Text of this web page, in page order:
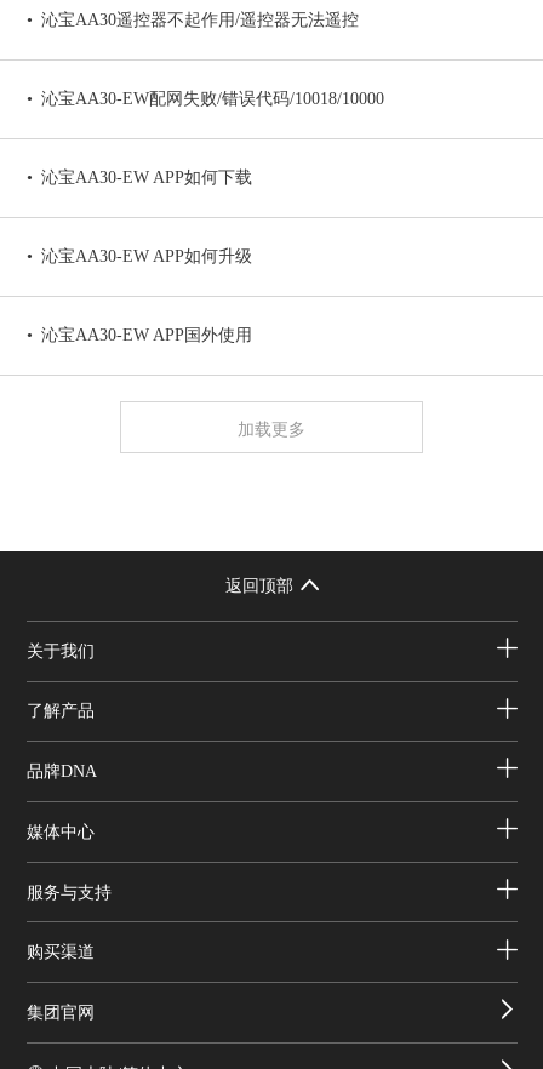
沁宝AA30遥控器不起作用/遥控器无法遥控
沁宝AA30-EW配网失败/错误代码/10018/10000
沁宝AA30-EW APP如何下载
沁宝AA30-EW APP如何升级
沁宝AA30-EW APP国外使用
加载更多
返回顶部
关于我们
了解产品
品牌DNA
媒体中心
服务与支持
购买渠道
集团官网